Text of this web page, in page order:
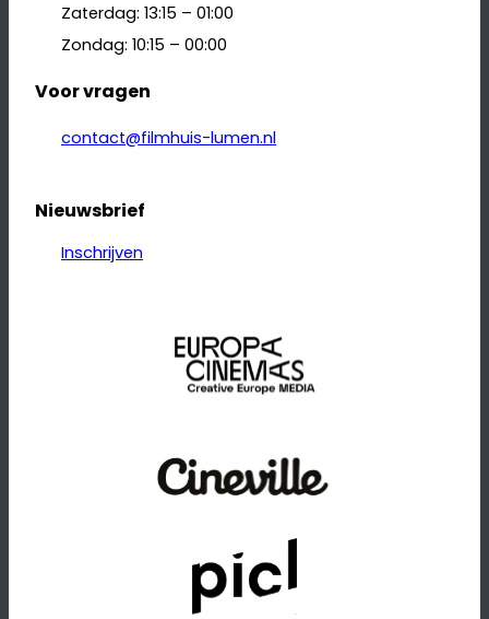
Zaterdag: 13:15 – 01:00
Zondag: 10:15 – 00:00
Voor vragen
contact@filmhuis-lumen.nl
Nieuwsbrief
Inschrijven